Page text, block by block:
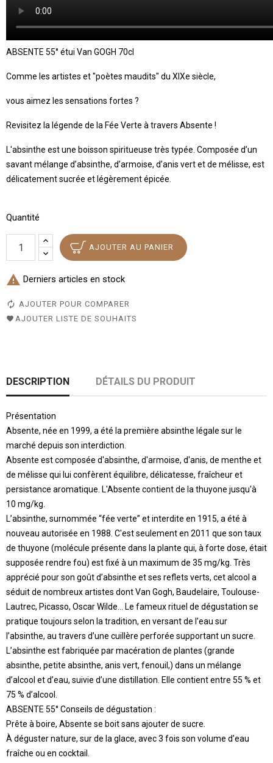
ABSENTE 55° étui Van GOGH 70cl
Comme les artistes et "poètes maudits" du XIXe siècle,
vous aimez les sensations fortes ?
Revisitez la légende de la Fée Verte à travers Absente !
L'absinthe est une boisson spiritueuse très typée. Composée d’un
savant mélange d’absinthe, d’armoise, d’anis vert et de mélisse, est
délicatement sucrée et légèrement épicée.
Quantité
AJOUTER AU PANIER
 Derniers articles en stock
AJOUTER POUR COMPARER
AJOUTER LISTE DE SOUHAITS
DESCRIPTION DÉTAILS DU PRODUIT
Présentation
Absente, née en 1999, a été la première absinthe légale sur le
marché depuis son interdiction.
Absente est composée d'absinthe, d'armoise, d'anis, de menthe et
de mélisse qui lui confèrent équilibre, délicatesse, fraîcheur et
persistance aromatique. L'Absente contient de la thuyone jusqu'à
10 mg/kg.
L’absinthe, surnommée “fée verte” et interdite en 1915, a été à
nouveau autorisée en 1988. C'est seulement en 2011 que son taux
de thuyone (molécule présente dans la plante qui, à forte dose, était
supposée rendre fou) est fixé à un maximum de 35 mg/kg. Très
apprécié pour son goût d’absinthe et ses reflets verts, cet alcool a
séduit de nombreux artistes dont Van Gogh, Baudelaire, Toulouse-
Lautrec, Picasso, Oscar Wilde... Le fameux rituel de dégustation se
pratique toujours selon la tradition, en versant de l’eau sur
l’absinthe, au travers d’une cuillère perforée supportant un sucre.
L’absinthe est fabriquée par macération de plantes (grande
absinthe, petite absinthe, anis vert, fenouil,) dans un mélange
d’alcool et d’eau, suivie d’une distillation. Elle contient entre 55 % et
75 % d’alcool.
ABSENTE 55° Conseils de dégustation :
Prête à boire, Absente se boit sans ajouter de sucre.
À déguster nature, sur de la glace, avec 3 fois son volume d’eau
fraîche ou en cocktail.